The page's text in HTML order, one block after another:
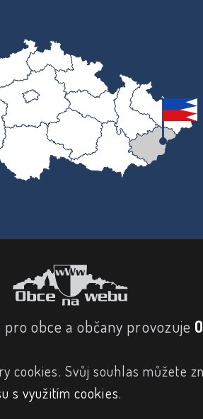
obce a občany provozuje
cookies. Svůj souhlas můžete
s využitím cookies.